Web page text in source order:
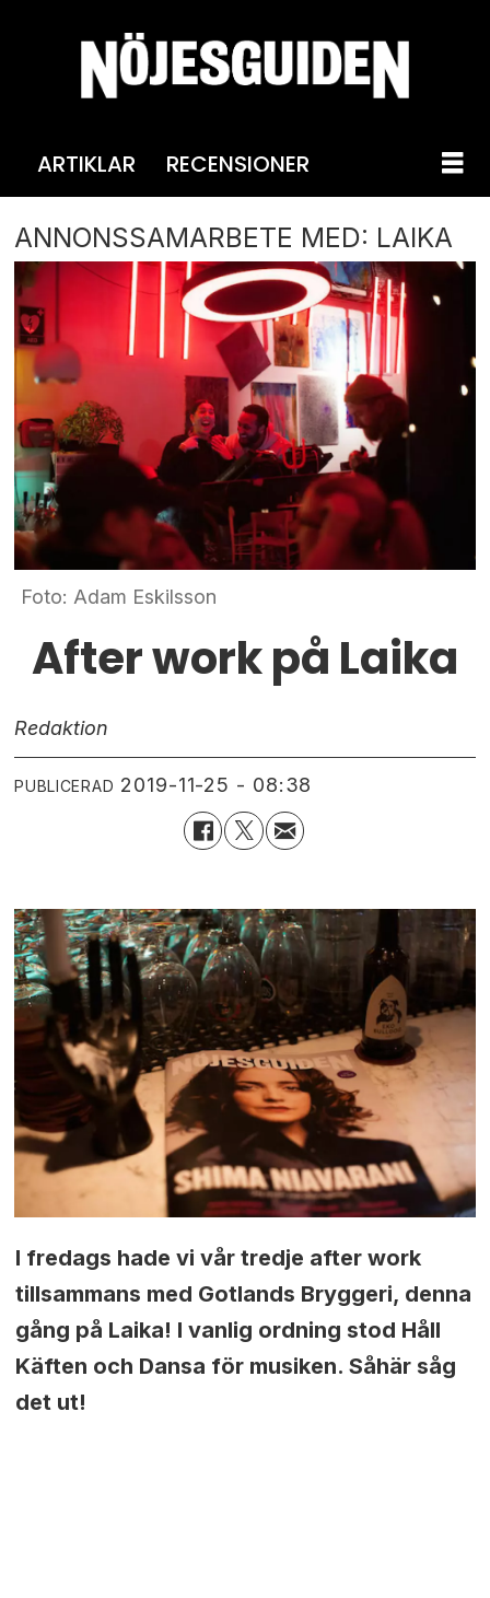
ARTIKLAR RECENSIONER
ANNONSSAMARBETE MED: LAIKA
Foto: Adam Eskilsson
After work på Laika
Redaktion
PUBLICERAD 2019-11-25 - 08:38
I fredags hade vi vår tredje after work
tillsammans med Gotlands Bryggeri, denna
gång på Laika! I vanlig ordning stod Håll
Käften och Dansa för musiken. Såhär såg
det ut!